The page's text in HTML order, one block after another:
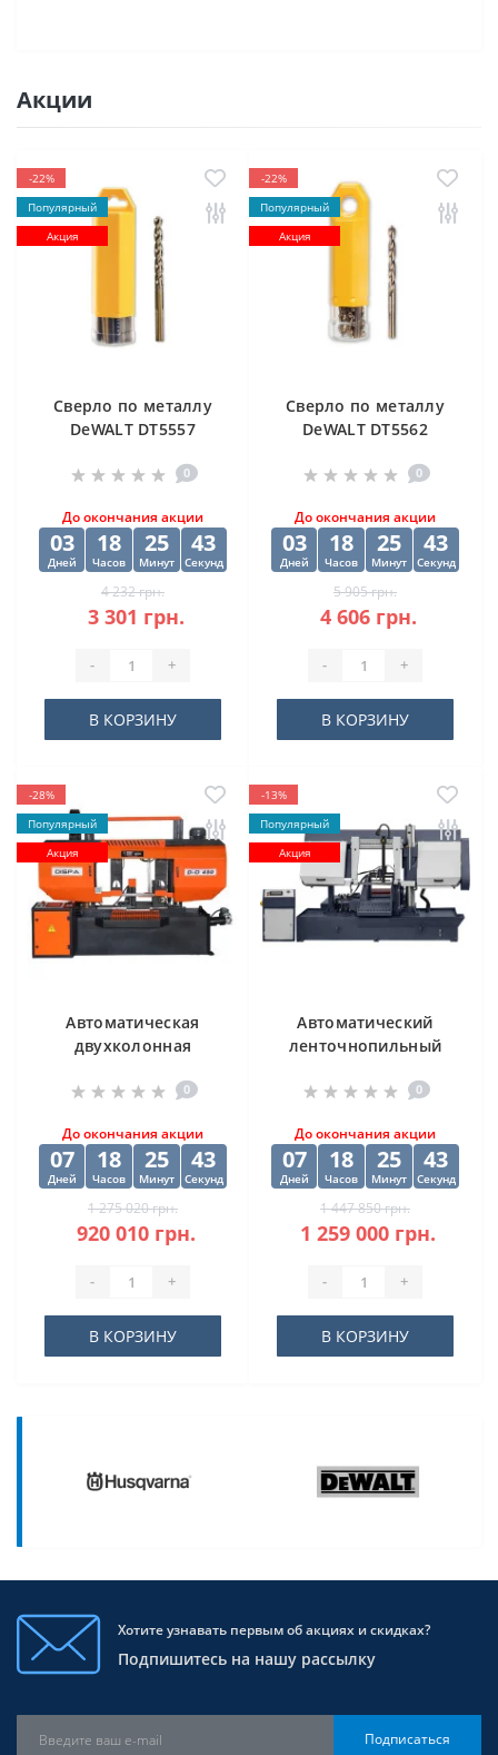
Акции
-22%
Популярный
Акция
Cверлo по металлу
DeWALT DT5557
10х84х133 мм
0
До окончания акции
03
Дней
18
Часов
25
Минут
43
Секунд
4 232 грн.
3 301 грн.
- +
В КОРЗИНУ
-22%
Популярный
Акция
Cверлo по металлу
DeWALT DT5562
(10 шт) 12.5х98х151
0
До окончания акции
03
Дней
18
Часов
25
Минут
43
Секунд
5 905 грн.
4 606 грн.
- +
В КОРЗИНУ
-28%
Популярный
Акция
Автоматическая
двухколонная
DISPA MAKINA D-O
0
До окончания акции
07
Дней
18
Часов
25
Минут
43
Секунд
1 275 020 грн.
920 010 грн.
- +
В КОРЗИНУ
-13%
Популярный
Акция
Автоматический
ленточнопильный
500SA
0
До окончания акции
07
Дней
18
Часов
25
Минут
43
Секунд
1 447 850 грн.
1 259 000 грн.
- +
В КОРЗИНУ
Хотите узнавать первым об акциях и скидках?
Подпишитесь на нашу рассылку
Подписаться